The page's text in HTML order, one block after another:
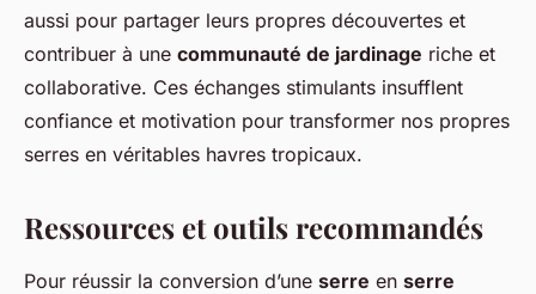
aussi pour partager leurs propres découvertes et
contribuer à une communauté de jardinage riche et
collaborative. Ces échanges stimulants insufflent
confiance et motivation pour transformer nos propres
serres en véritables havres tropicaux.
Ressources et outils recommandés
Pour réussir la conversion d’une serre en serre